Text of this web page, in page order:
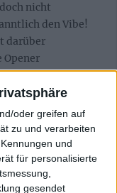
oder greifen auf
zu und verarbeiten
und
für personalisierte
gesendet
nicht
den Vibe!
darüber
Opener
oder der epische
starken Riffs
gut reinlaufen
Kuschkes Stil
obwohl es
äußerlich nur
euch